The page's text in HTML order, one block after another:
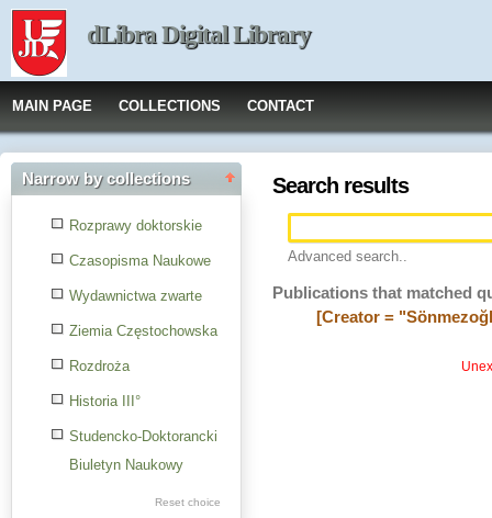
dLibra Digital Library
MAIN PAGE COLLECTIONS CONTACT
Narrow by collections
Rozprawy doktorskie
Czasopisma Naukowe
Wydawnictwa zwarte
Ziemia Częstochowska
Rozdroża
Historia III°
Studencko-Doktorancki
Biuletyn Naukowy
Res AcademicaeReset choice
Search results
Advanced search..
Publications that matched
[Creator =